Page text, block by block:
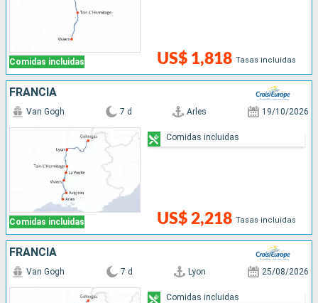
Comidas incluidas US$ 1,818 Tasas incluidas
FRANCIA
Comidas incluidas
Van Gogh 7 d Arles 19/10/2026
US$ 2,218 Tasas incluidas
Comidas incluidas
FRANCIA
Van Gogh 7 d Lyon 25/08/2026
Comidas incluidas